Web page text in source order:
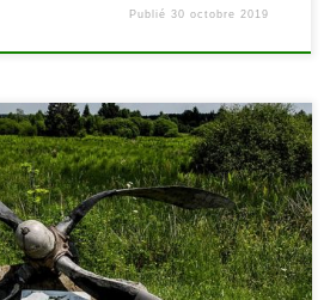
Publié30 octobre 2019
En 1815, au Congrès de Vienne, la
en 1871) étend son territoire et
actuelles de Malmedy et Waimes.
nos aïeux vivront sous les ordres du